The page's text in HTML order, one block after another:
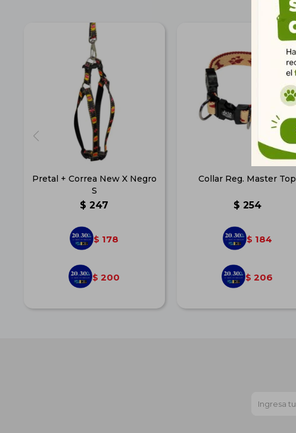
Pretal + Correa New X Negro
S
$ 247
$ 178
$ 200
Collar Reg. Master Top
$ 254
$ 184
$ 206